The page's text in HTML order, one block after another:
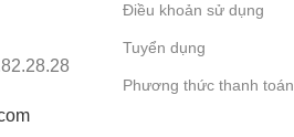
Điều khoản sử dụng
Tuyển dụng
Phương thức thanh toán